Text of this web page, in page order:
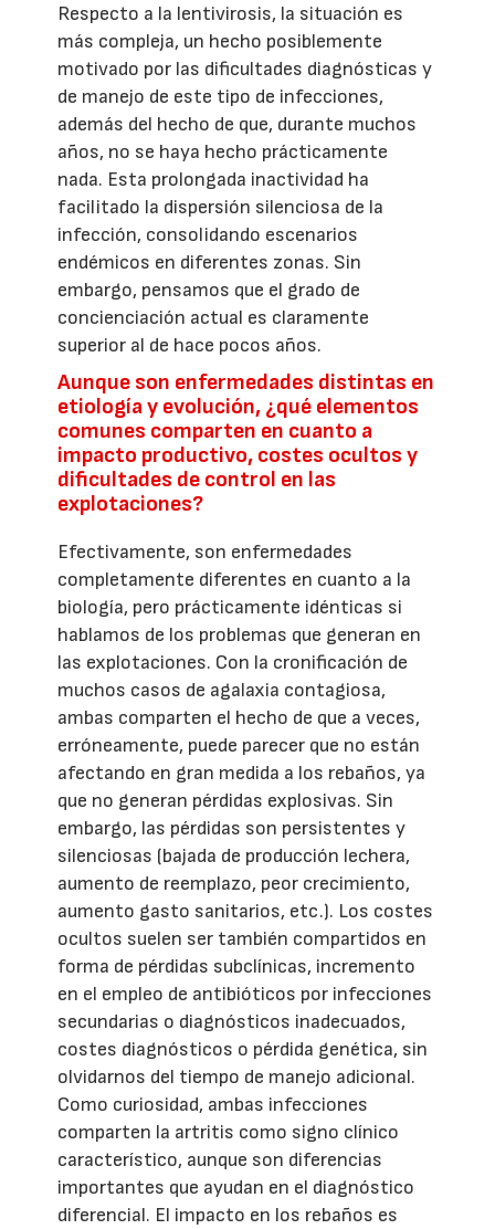
Respecto a la lentivirosis, la situación es
más compleja, un hecho posiblemente
motivado por las dificultades diagnósticas y
de manejo de este tipo de infecciones,
además del hecho de que, durante muchos
años, no se haya hecho prácticamente
nada. Esta prolongada inactividad ha
facilitado la dispersión silenciosa de la
infección, consolidando escenarios
endémicos en diferentes zonas. Sin
embargo, pensamos que el grado de
concienciación actual es claramente
superior al de hace pocos años.
Aunque son enfermedades distintas en
etiología y evolución, ¿qué elementos
comunes comparten en cuanto a
impacto productivo, costes ocultos y
dificultades de control en las
explotaciones?
Efectivamente, son enfermedades
completamente diferentes en cuanto a la
biología, pero prácticamente idénticas si
hablamos de los problemas que generan en
las explotaciones. Con la cronificación de
muchos casos de agalaxia contagiosa,
ambas comparten el hecho de que a veces,
erróneamente, puede parecer que no están
afectando en gran medida a los rebaños, ya
que no generan pérdidas explosivas. Sin
embargo, las pérdidas son persistentes y
silenciosas (bajada de producción lechera,
aumento de reemplazo, peor crecimiento,
aumento gasto sanitarios, etc.). Los costes
ocultos suelen ser también compartidos en
forma de pérdidas subclínicas, incremento
en el empleo de antibióticos por infecciones
secundarias o diagnósticos inadecuados,
costes diagnósticos o pérdida genética, sin
olvidarnos del tiempo de manejo adicional.
Como curiosidad, ambas infecciones
comparten la artritis como signo clínico
característico, aunque son diferencias
importantes que ayudan en el diagnóstico
diferencial. El impacto en los rebaños es